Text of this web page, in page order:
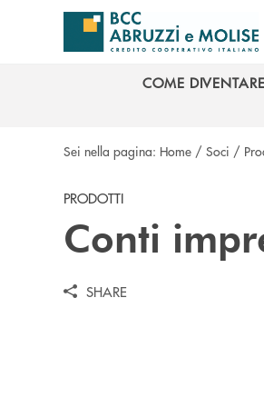
Salta al contenuto principale
COME DIVENTARE
Sei nella pagina: Home / Soci /
PRODOTTI
Conti
SHARE